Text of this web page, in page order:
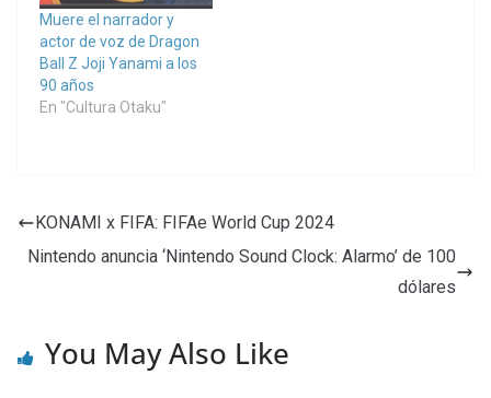
Muere el narrador y
actor de voz de Dragon
Ball Z Joji Yanami a los
90 años
En "Cultura Otaku"
KONAMI x FIFA: FIFAe World Cup 2024
Nintendo anuncia ‘Nintendo Sound Clock: Alarmo’ de 100
dólares
You May Also Like